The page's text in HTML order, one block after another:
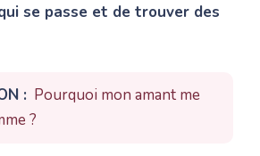
se passe et de trouver des
: Pourquoi mon amant me
?